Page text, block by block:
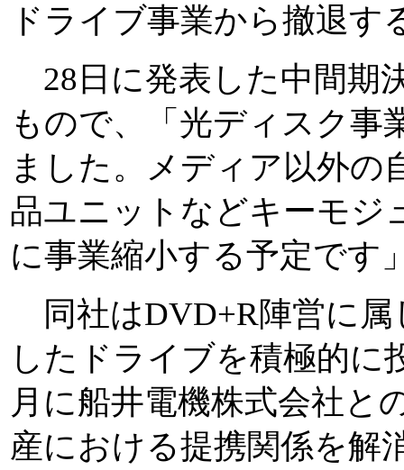
ドライブ事業から撤退す
28日に発表した中間期
もので、「光ディスク事
ました。メディア以外の
品ユニットなどキーモジ
に事業縮小する予定です
同社はDVD+R陣営に属
したドライブを積極的に
月に船井電機株式会社と
産における提携関係を解